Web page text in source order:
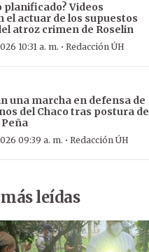
planificado? Videos
el actuar de los supuestos
atroz crimen de Roselin
10:31 a. m. · Redacción ÚH
una marcha en defensa de
del Chaco tras postura de
09:39 a. m. · Redacción ÚH
leídas